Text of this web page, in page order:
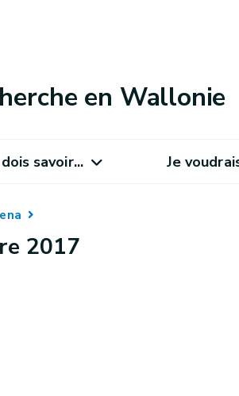
en Wallonie
savoir... Je
2017